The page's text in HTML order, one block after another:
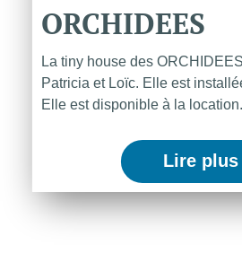
ORCHIDEES
La tiny house des
Patricia et Loïc. Elle est
Elle est disponible à la location.
Lire plus